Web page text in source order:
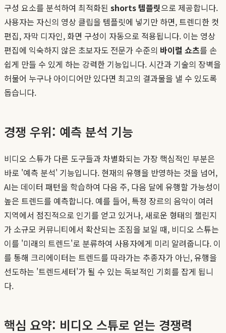
구성 요소를 분석하여 최적화된 shorts 템플릿으로 제공합니다.
사용자는 자신의 영상 클립을 템플릿에 넣기만 하면, 트렌디한 컷
편집, 자막 디자인, 화면 구성이 자동으로 적용됩니다. 이는 영상
편집에 익숙하지 않은 초보자도 전문가 수준의 바이럴 쇼츠를 손
쉽게 만들 수 있게 하는 강력한 기능입니다. 시간과 기술의 장벽을
허물어 누구나 아이디어만 있다면 최고의 결과물을 낼 수 있도록
돕습니다.
경쟁 우위: 예측 분석 기능
비디오 스튜가 다른 도구들과 차별화되는 가장 핵심적인 부분은
바로 '예측 분석' 기능입니다. 현재의 유행을 반영하는 것을 넘어,
AI는 데이터 패턴을 학습하여 다음 주, 다음 달에 유행할 가능성이
높은 트렌드를 예측합니다. 예를 들어, 특정 장르의 음악이 여러
지역에서 점진적으로 인기를 얻고 있거나, 새로운 형태의 챌린지
가 소규모 커뮤니티에서 확산되는 조짐을 보일 때, 비디오 스튜는
이를 '미래의 트렌드'로 분류하여 사용자에게 미리 알려줍니다. 이
를 통해 크리에이터는 트렌드를 따라가는 추종자가 아닌, 유행을
선도하는 '트렌드세터'가 될 수 있는 독보적인 기회를 잡게 됩니
다.
핵심 요약: 비디오 스튜로 얻는 경쟁력